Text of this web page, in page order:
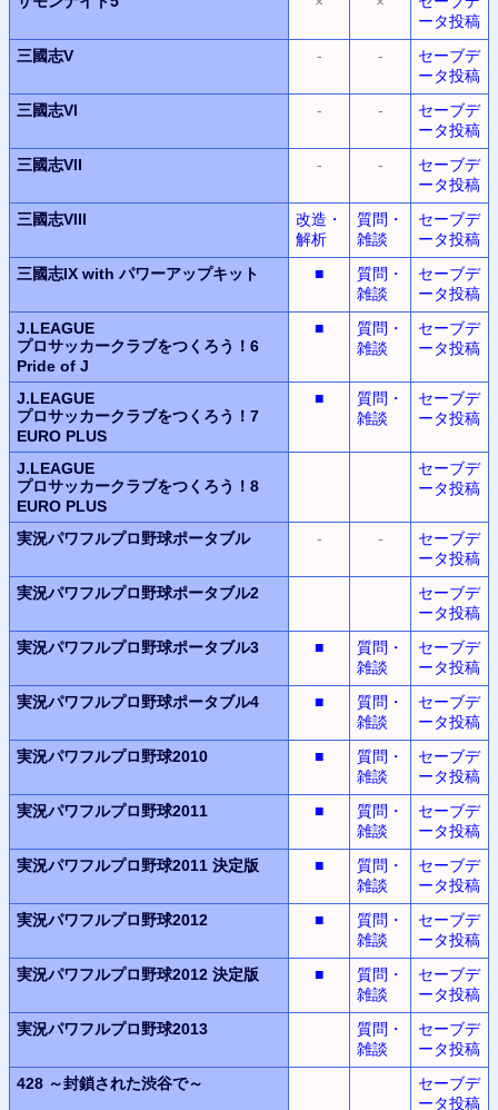
ータ投稿
三國志V
- -
セーブデ
ータ投稿
三國志VI
- -
セーブデ
ータ投稿
三國志VII
- -
セーブデ
ータ投稿
三國志VIII
改造・
解析
質問・
雑談
セーブデ
ータ投稿
三國志IX with パワーアップキット
■
質問・
雑談
セーブデ
ータ投稿
J.LEAGUE
プロサッカークラブをつくろう！6
Pride of J
■
質問・
雑談
セーブデ
ータ投稿
J.LEAGUE
プロサッカークラブをつくろう！7
EURO PLUS
■
質問・
雑談
セーブデ
ータ投稿
J.LEAGUE
プロサッカークラブをつくろう！8
EURO PLUS
セーブデ
ータ投稿
実況パワフルプロ野球ポータブル - -
セーブデ
ータ投稿
実況パワフルプロ野球ポータブル2
セーブデ
ータ投稿
実況パワフルプロ野球ポータブル3
■
質問・
雑談
セーブデ
ータ投稿
実況パワフルプロ野球ポータブル4
■
質問・
雑談
セーブデ
ータ投稿
実況パワフルプロ野球2010
■
質問・
雑談
セーブデ
ータ投稿
実況パワフルプロ野球2011
■
質問・
雑談
セーブデ
ータ投稿
実況パワフルプロ野球2011 決定版 ■
質問・
雑談
セーブデ
ータ投稿
実況パワフルプロ野球2012
■
質問・
雑談
セーブデ
ータ投稿
実況パワフルプロ野球2012 決定版 ■
質問・
雑談
セーブデ
ータ投稿
実況パワフルプロ野球2013
質問・
雑談
セーブデ
ータ投稿
428 ～封鎖された渋谷で～
セーブデ
ータ投稿